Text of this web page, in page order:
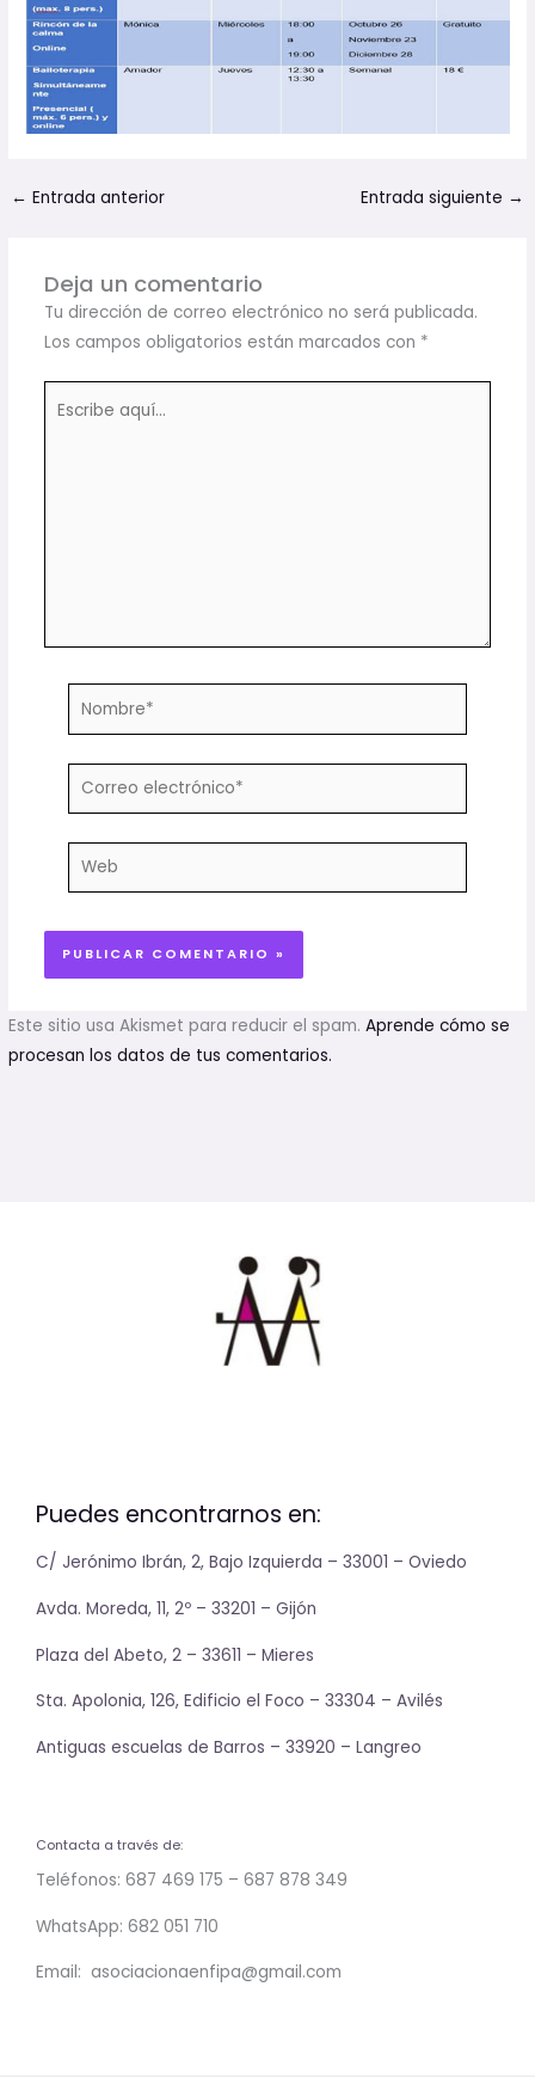
← Entrada anterior Entrada siguiente →
Deja un comentario
Tu dirección de correo electrónico no será publicada.
Los campos obligatorios están marcados con *
Nombre*
Correo
Web
Este sitio usa Akismet para reducir el spam.Aprende cómo se
procesan los datos de tus comentarios.
Puedes encontrarnos en:
C/ Jerónimo Ibrán, 2, Bajo Izquierda – 33001 – Oviedo
Avda. Moreda, 11, 2º – 33201 – Gijón
Plaza del Abeto, 2 – 33611 – Mieres
Sta. Apolonia, 126, Edificio el Foco – 33304 – Avilés
Antiguas escuelas de Barros – 33920 – Langreo
Contacta a través de:
Teléfonos: 687 469 175 – 687 878 349
WhatsApp: 682 051 710
Email: asociacionaenfipa@gmail.com